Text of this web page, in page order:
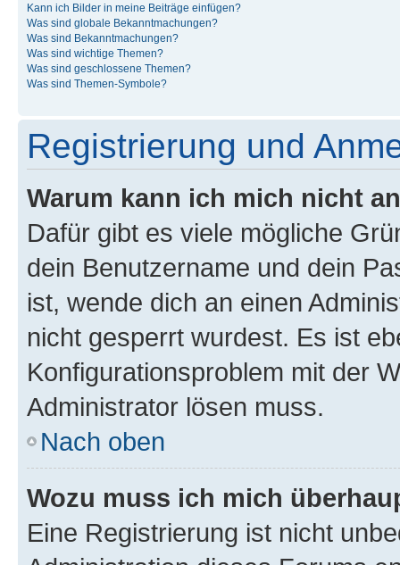
Kann ich Bilder in meine Beiträge einfügen?
Was sind globale Bekanntmachungen?
Was sind Bekanntmachungen?
Was sind wichtige Themen?
Was sind geschlossene Themen?
Was sind Themen-Symbole?
Registrierung und
Warum kann ich mich nicht
Dafür gibt es viele mögliche
dein Benutzername und dein
ist, wende dich an einen
nicht gesperrt wurdest. Es ist
Konfigurationsproblem mit der
Administrator lösen muss.
Nach oben
Wozu muss ich mich
Eine Registrierung ist nicht